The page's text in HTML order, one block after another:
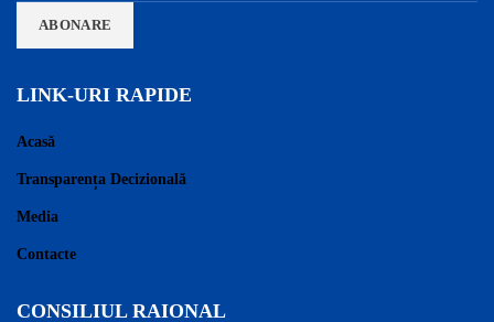
LINK-URI RAPIDE
Acasă
Transparența Decizională
Media
Contacte
CONSILIUL RAIONAL